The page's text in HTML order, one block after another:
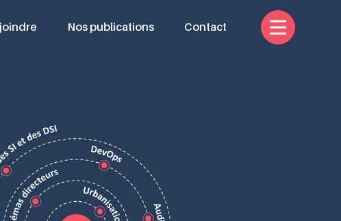
Nos publications Contact